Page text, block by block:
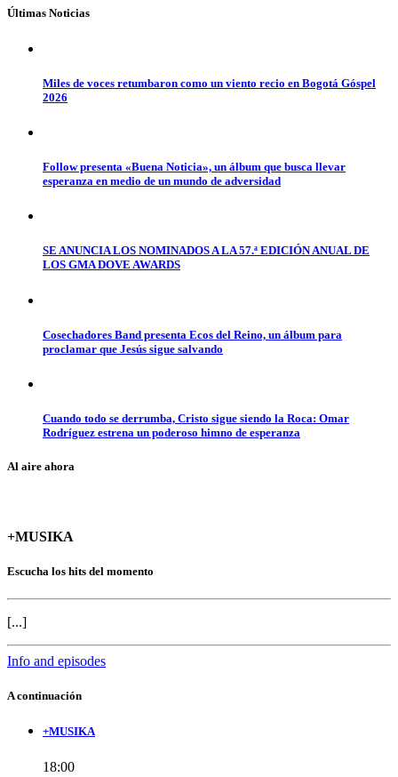
Últimas Noticias
Miles de voces retumbaron como un viento recio en Bogotá Góspel
2026
Follow presenta «Buena Noticia», un álbum que busca llevar
esperanza en medio de un mundo de adversidad
SE ANUNCIA LOS NOMINADOS A LA 57.ª EDICIÓN ANUAL DE
LOS GMA DOVE AWARDS
Cosechadores Band presenta Ecos del Reino, un álbum para
proclamar que Jesús sigue salvando
Cuando todo se derrumba, Cristo sigue siendo la Roca: Omar
Rodríguez estrena un poderoso himno de esperanza
Al aire ahora
+MUSIKA
Escucha los hits del momento
[...]
Info and episodes
A continuación
+MUSIKA
18:00